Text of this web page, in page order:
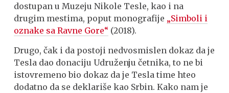
dostupan u Muzeju Nikole Tesle, kao i na
drugim mestima, poput monografije „Simboli i
oznake sa Ravne Gore“ (2018).
Drugo, čak i da postoji nedvosmislen dokaz da je
Tesla dao donaciju Udruženju četnika, to ne bi
istovremeno bio dokaz da je Tesla time hteo
dodatno da se deklariše kao Srbin. Kako nam je